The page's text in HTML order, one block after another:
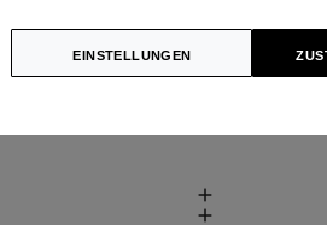
EINSTELLUNGEN